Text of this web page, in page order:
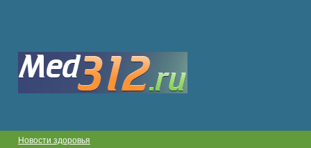
Новости здоровья